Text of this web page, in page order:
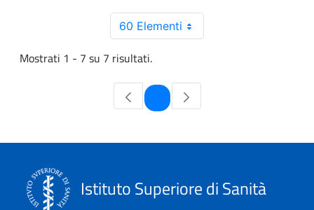
60 Elementi
Mostrati 1 - 7 su 7 risultati.
Pagina
Istituto Superiore di Sanità